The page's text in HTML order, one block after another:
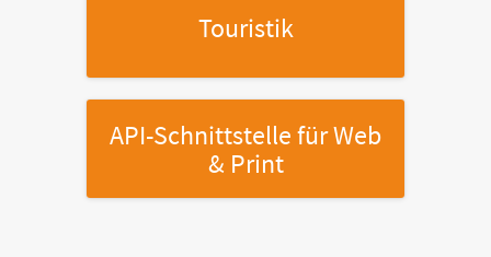
Touristik
API-Schnittstellefür Web
& Print